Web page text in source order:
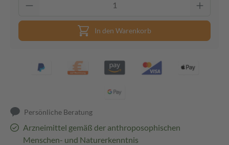
In den Warenkorb
Persönliche Beratung
Arzneimittel gemäß der anthroposophischen
Menschen- und Naturerkenntnis